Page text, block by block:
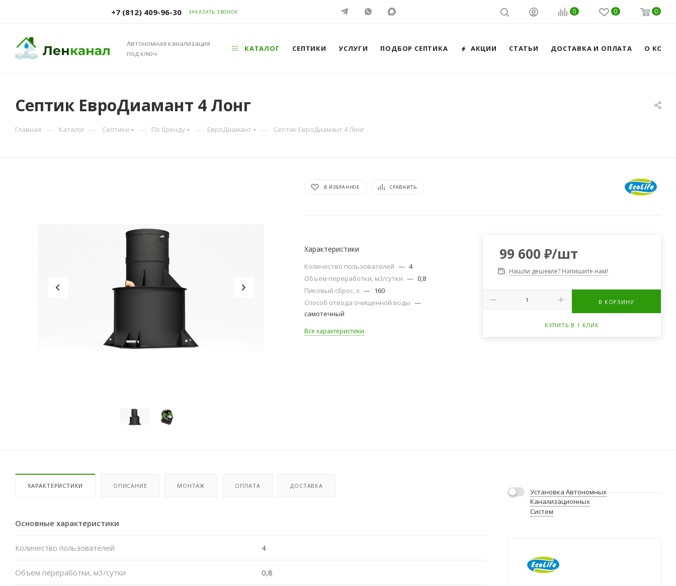
+7 (812) 409-96-30 ЗАКАЗАТЬ ЗВОНОК 0 0 0
Автономная канализация
под ключ
КАТАЛОГ СЕПТИКИ УСЛУГИ ПОДБОР СЕПТИКА АКЦИИ СТАТЬИ ДОСТАВКА И ОПЛАТА О
Септик ЕвроДиамант 4 Лонг
Главная — Каталог — Септики — По бренду — ЕвроДиамант — Септик ЕвроДиамант 4 Лонг
В ИЗБРАННОЕ СРАВНИТЬ
Характеристики
Количество пользователей — 4
Объем переработки, м3/сутки — 0,8
Пиковый сброс, л — 160
Способ отвода очищенной воды —
самотечный
Все характеристики
99 600 ₽/шт
Нашли дешевле? Напишите нам!
В КОРЗИНУ
КУПИТЬ В 1 КЛИК
ХАРАКТЕРИСТИКИ ОПИСАНИЕ МОНТАЖ ОПЛАТА ДОСТАВКА
Основные характеристики
Количество пользователей 4
Объем переработки, м3/сутки 0,8
Установка Автономных
Канализационных
Систем